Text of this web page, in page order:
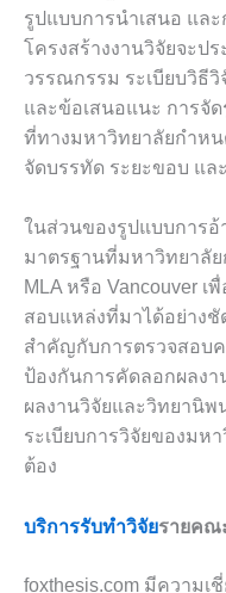
รูปแบบการนำเสนอ และ
โครงสร้างงานวิจัยจะป
วรรณกรรม ระเบียบวิธี
และข้อเสนอแนะ การจั
ที่ทางมหาวิทยาลัยกำห
จัดบรรทัด ระยะขอบ แล
ในส่วนของรูปแบบการ
มาตรฐานที่มหาวิทยาลัย
MLA หรือ Vancouver
สอบแหล่งที่มาได้อย่างชั
สำคัญกับการตรวจสอบ
ป้องกันการคัดลอกผลงา
ผลงานวิจัยและวิทยานิ
ระเบียบการวิจัยของมห
ต้อง
บริการรับทำวิจัยรายคณ
foxthesis.com มีความ